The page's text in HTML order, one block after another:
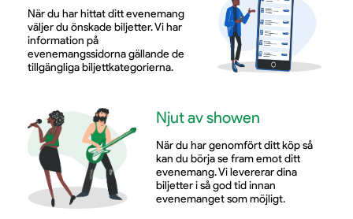
dansanta beats och massor av energi från första till
sista låt.
På lördagen fortsätter festivalen med ännu fler
populära artister och en bred musikalisk mix. Då får
publiken uppleva Bolaget, Anis Don Demina, Rock
Boys, Clean Bandit, Matilda och Noll2. Det blir en
kväll som bjuder på både fest, stark scennärvaro och
När du har hittat ditt evenemang
väljer du önskade biljetter. Vi har
information på
evenemangssidorna gällande de
tillgängliga biljettkategorierna.
Njut av showen
När du har genomfört ditt köp så
kan du börja se fram emot ditt
evenemang. Vi levererar dina
biljetter i så god tid innan
evenemanget som möjligt.